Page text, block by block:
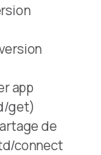
app
get)
de
connect